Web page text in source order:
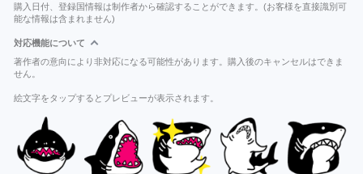
購入日付、登録国情報は制作者から確認することができます。(お客様を直接識別可
能な情報は含まれません)
対応機能について
著作者の意向により非対応になる可能性があります。購入後のキャンセルはできま
せん。
絵文字をタップするとプレビューが表示されます。